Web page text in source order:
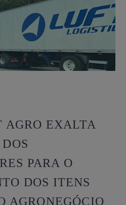
AGRO EXALTA
PARA O
DOS ITENS
AGRONEGÓCIO